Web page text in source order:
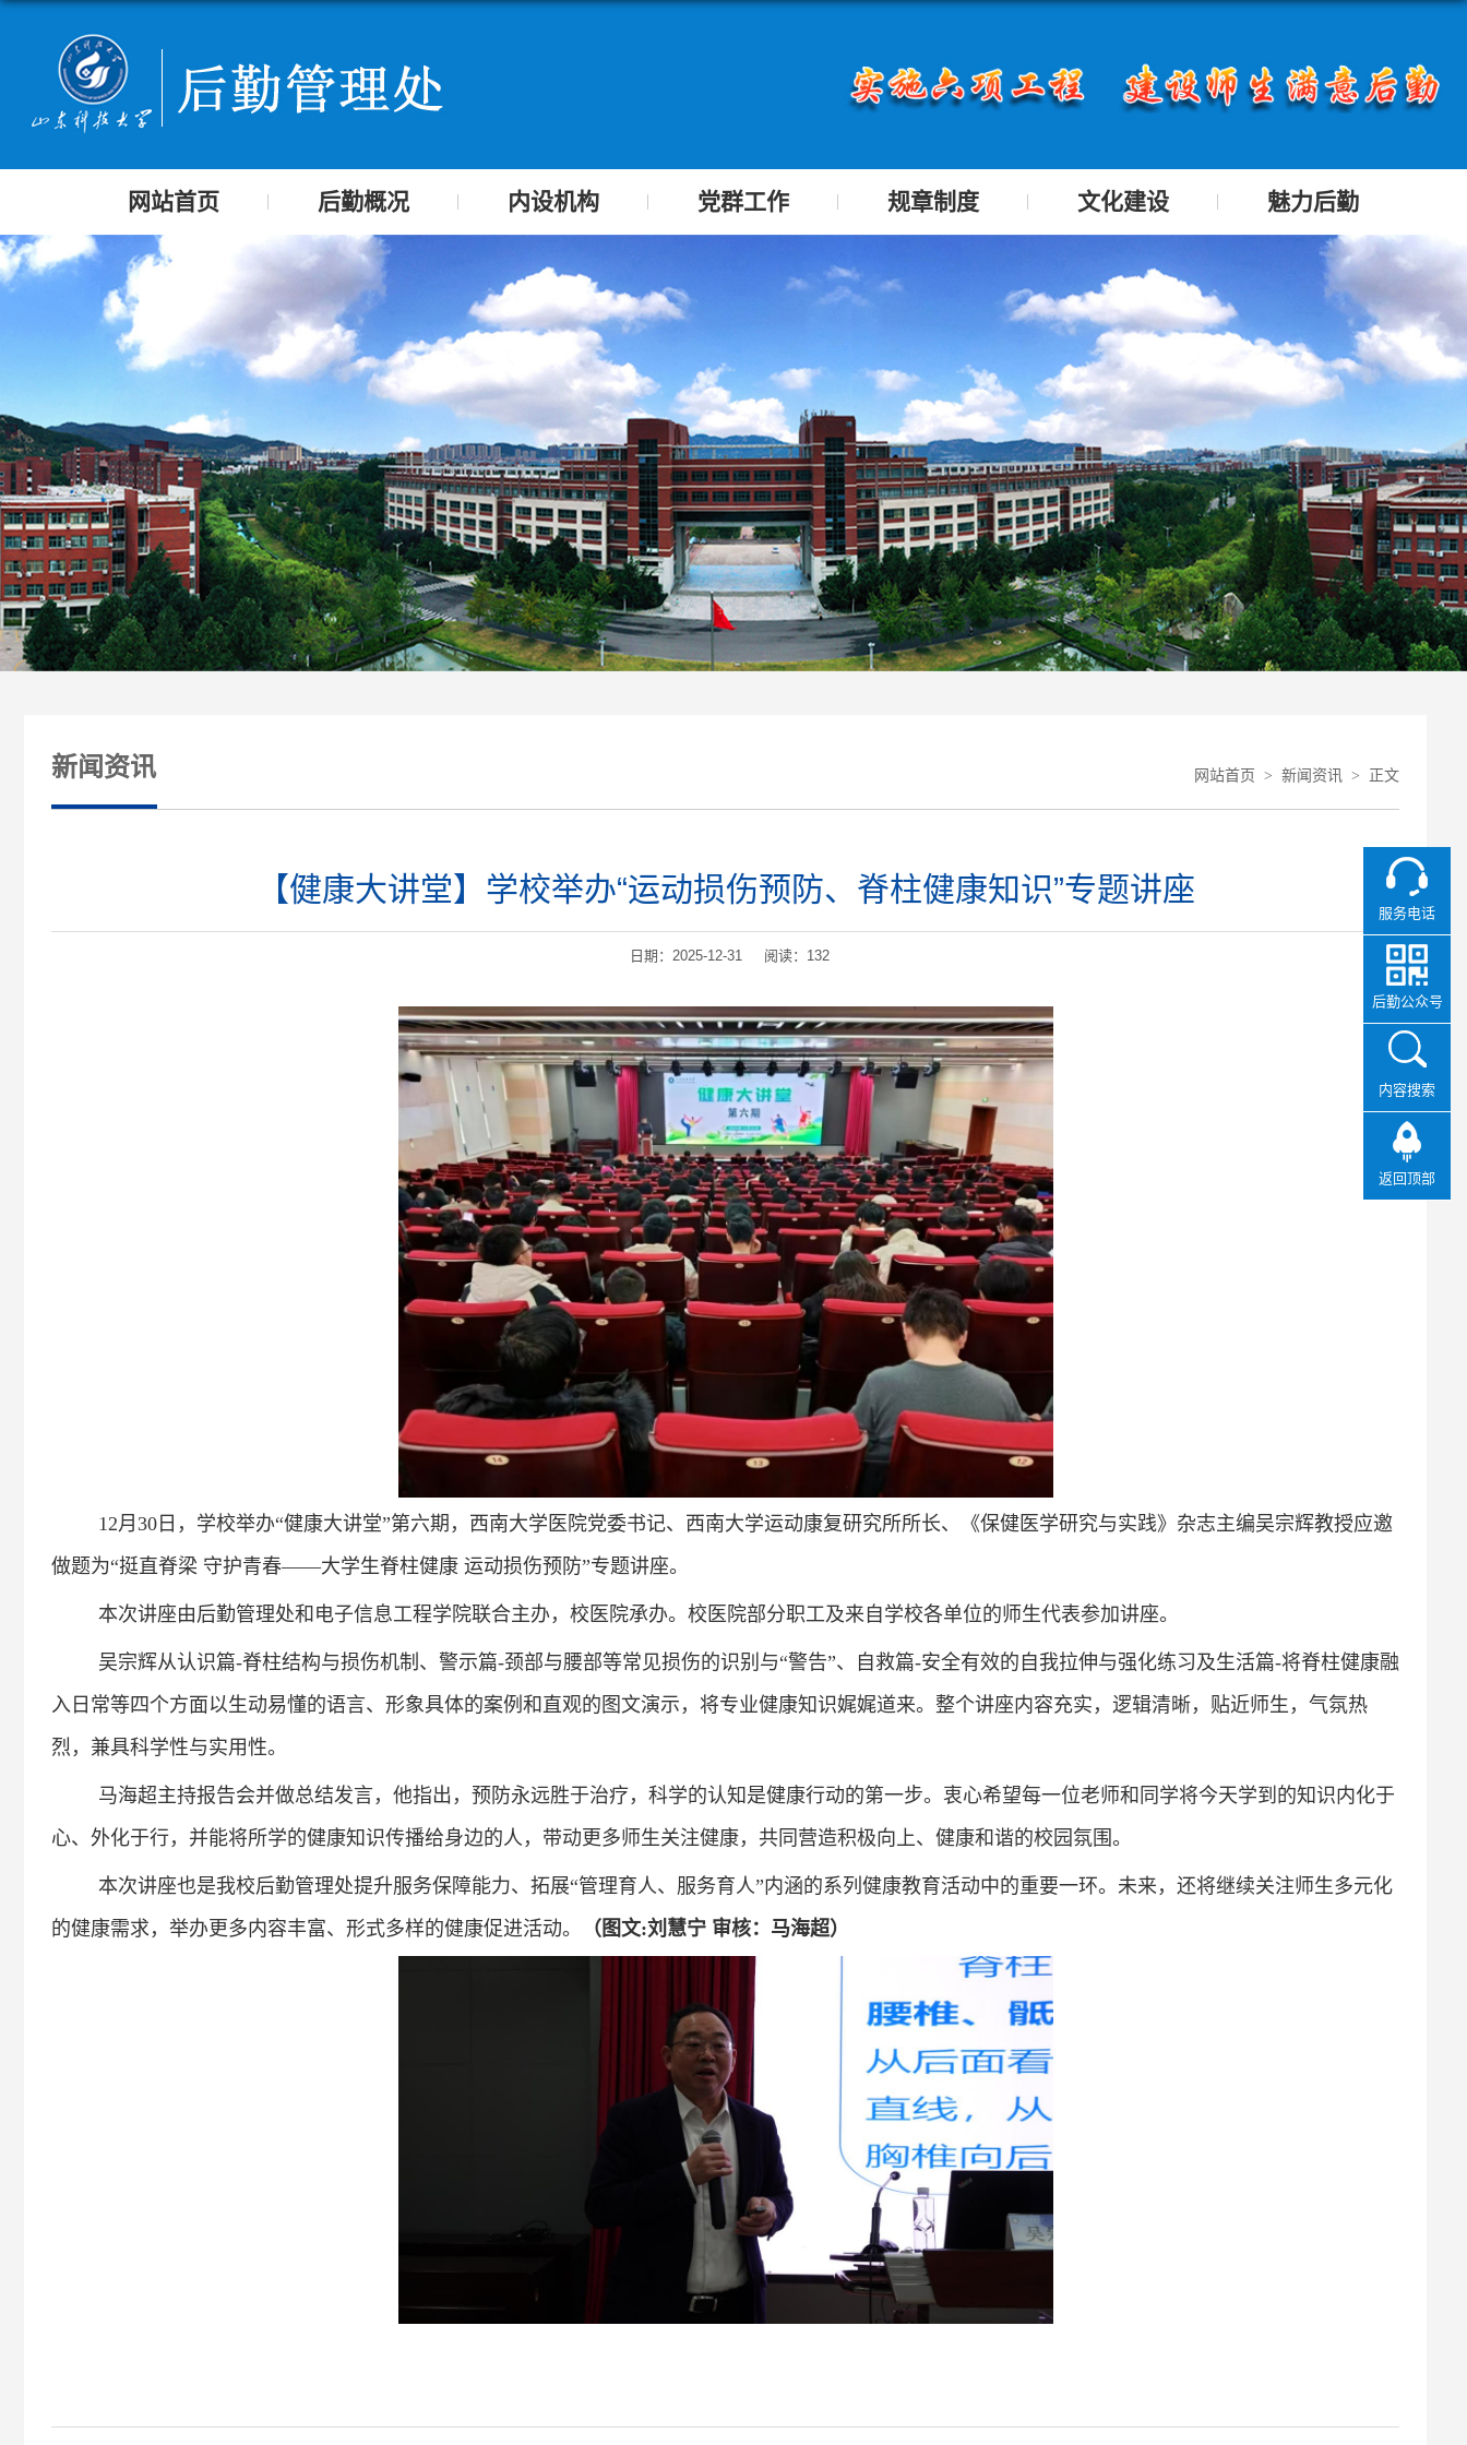
网站首页 后勤概况 内设机构 党群工作 规章制度 文化建设 魅力后勤
新闻资讯 网站首页 > 新闻资讯 > 正文
【健康大讲堂】学校举办“运动损伤预防、脊柱健康知识”专题讲座
日期：2025-12-31 阅读： 132
12月30日， 学校举办“健康大讲堂”第六期， 西南大学医院党委书记、西南大学运动康复研究所所长、《保健医学研究与实践》杂志主编吴宗辉教授应邀
做题为“挺直脊梁 守护青春——大学生脊柱健康 运动损伤预防”专题讲座。
本次讲座由后勤管理处和电子信息工程学院联合主办，校医院承办。校医院部分职工及来自学校各单位的师生代表参加讲座。
吴宗辉从认识篇-脊柱结构与损伤机制、警示篇-颈部与腰部等常见损伤的识别与“警告”、自救篇-安全有效的自我拉伸与强化练习及生活篇-将脊柱健康融
入日常等四个方面以生动易懂的语言、形象具体的案例和直观的图文演示，将专业健康知识娓娓道来。整个讲座内容充实，逻辑清晰，贴近师生，气氛热
烈，兼具科学性与实用性。
马海超主持报告会并做总结发言，他指出，预防永远胜于治疗，科学的认知是健康行动的第一步。衷心希望每一位老师和同学将今天学到的知识内化于
心、外化于行，并能将所学的健康知识传播给身边的人，带动更多师生关注健康，共同营造积极向上、健康和谐的校园氛围。
本次讲座也是我校后勤管理处提升服务保障能力、拓展“管理育人、服务育人”内涵的系列健康教育活动中的重要一环。未来，还将继续关注师生多元化
的健康需求，举办更多内容丰富、形式多样的健康促进活动。
（图文:刘慧宁 审核：马海超）
服务电话
后勤公众号
内容搜索
返回顶部